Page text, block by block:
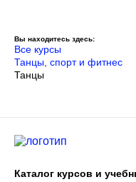
Вы находитесь здесь:
Все курсы
Танцы, спорт и фитнес
Танцы
Каталог курсов и